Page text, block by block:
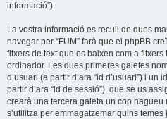
informació”).
La vostra informació es recull de dues
navegar per “FUM” farà que el phpBB
fitxers de text que es baixen com a
ordinador. Les dues primeres galetes
d’usuari (a partir d’ara “id d’usuari”) i
partir d’ara “id de sessió”), que se us
crearà una tercera galeta un cop hagueu
s’utilitza per emmagatzemar quins